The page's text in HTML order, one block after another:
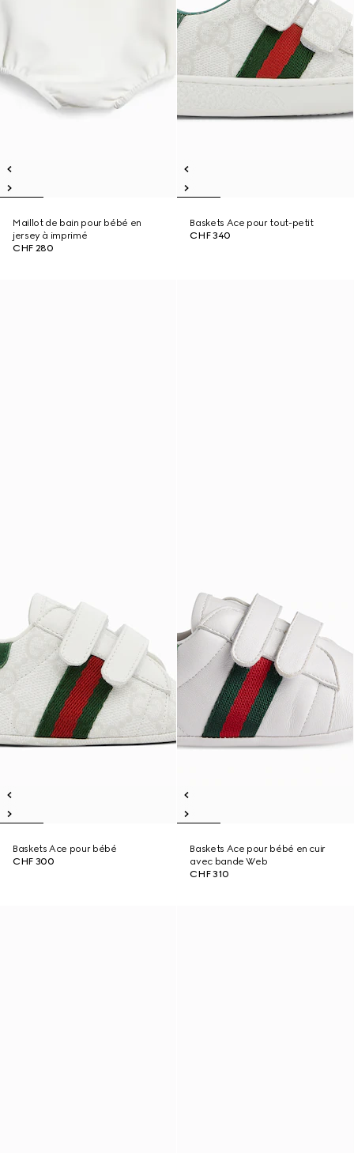
Maillot de bain pour bébé en
jersey à imprimé
CHF 280
Baskets Ace pour tout-petit
CHF 340
Baskets Ace pour bébé
CHF 300
Baskets Ace pour bébé en cuir
avec bande Web
CHF 310